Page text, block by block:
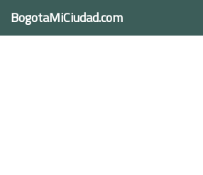
BogotaMiCiudad.com